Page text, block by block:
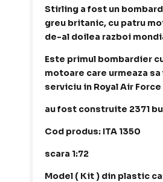
Stirling a fost un
greu britanic, cu patru
de-al doilea razboi
Este primul bombardier
motoare care urmeaza
serviciu in Royal Air Force
au fost construite 2371
Cod produs: ITA 1350
scara 1:72
Model ( Kit ) din plastic